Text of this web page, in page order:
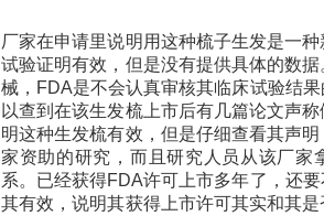
厂家在申请里说明用这种梳子生发是一
试验证明有效，但是没有提供具体的数
械，FDA是不会认真审核其临床试验结
以查到在该生发梳上市后有几篇论文声
明这种生发梳有效，但是仔细查看其声
家资助的研究，而且研究人员从该厂家
系。已经获得FDA许可上市多年了，还
其有效，说明其获得上市许可其实和其